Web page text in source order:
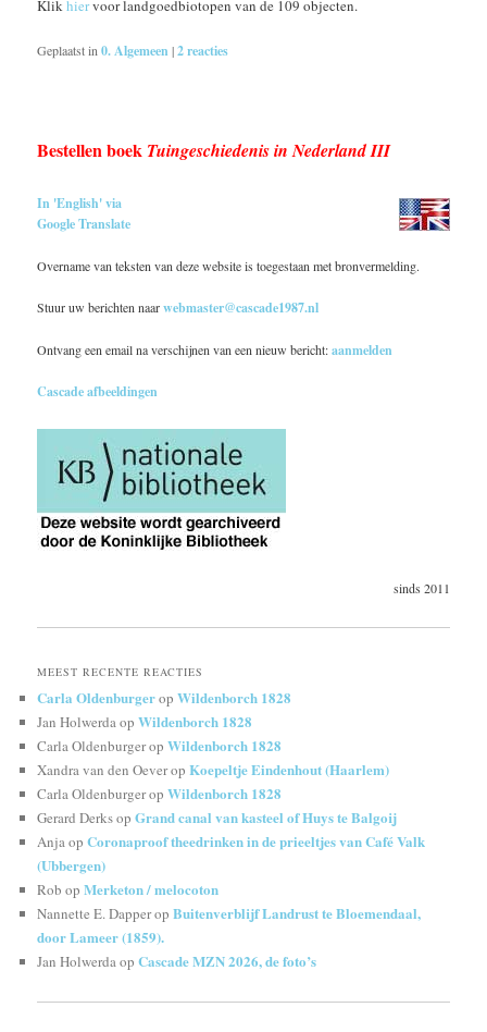
Klikhiervoor landgoedbiotopen van de 109 objecten.
Geplaatst in 0. Algemeen |2reacties
Bestellen boek Tuingeschiedenis in Nederland III
In 'English' via
Google Translate
Overname van teksten van deze website is toegestaan met bronvermelding.
Stuur uw berichten naarwebmaster@cascade1987.nl
Ontvang een email na verschijnen van een nieuw bericht:aanmelden
Cascade afbeeldingen
sinds 2011
MEEST RECENTE REACTIES
Carla OldenburgeropWildenborch 1828
Jan HolwerdaopWildenborch 1828
Carla OldenburgeropWildenborch 1828
Xandra van den OeveropKoepeltje Eindenhout (Haarlem)
Carla OldenburgeropWildenborch 1828
Gerard DerksopGrand canal van kasteel of Huys te Balgoij
AnjaopCoronaproof theedrinken in de prieeltjes van Café Valk
(Ubbergen)
Rob opMerketon / melocoton
Nannette E. DapperopBuitenverblijf Landrust te Bloemendaal,
door Lameer (1859).
Jan HolwerdaopCascade MZN 2026, de foto’s